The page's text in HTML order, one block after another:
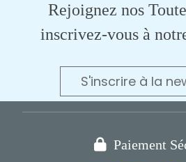
Rejoignez nos
inscrivez-vous à
S'inscrire à la
 Paiement